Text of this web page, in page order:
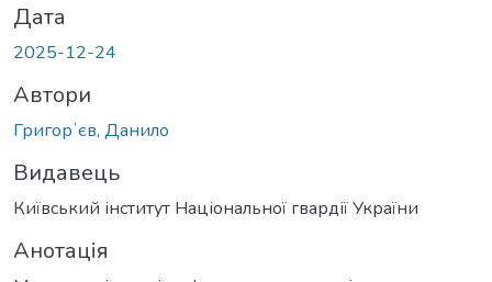
Дата
2025-12-24
Автори
Григорʼєв, Данило
Видавець
Київський інститут Національної гвардії України
Анотація